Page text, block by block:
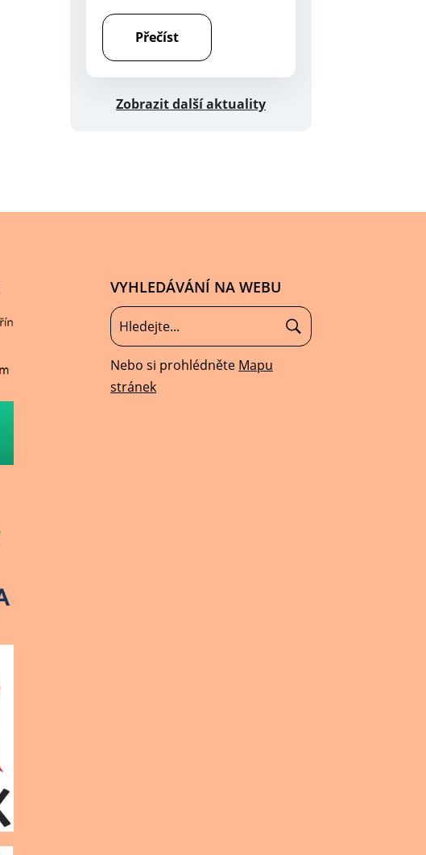
Přečíst
Zobrazit další aktuality
VYHLEDÁVÁNÍ NA WEBU
Nebo si prohlédněte Mapu
stránek